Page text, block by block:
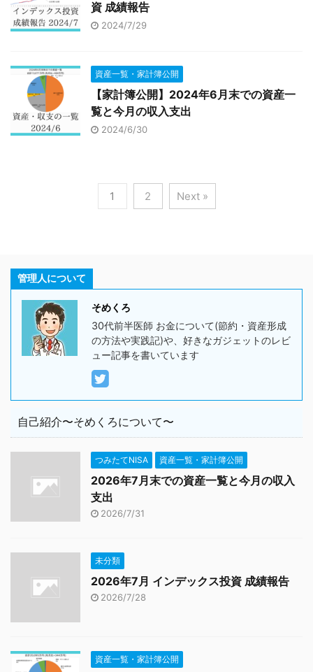
資 成績報告
2024/7/29
資産一覧・家計簿公開
【家計簿公開】2024年6月末での資産一
覧と今月の収入支出
2024/6/30
1 2 Next »
管理人について
そめくろ
30代前半医師 お金について(節約・資産形成
の方法や実践記)や、好きなガジェットのレビ
ュー記事を書いています
自己紹介〜そめくろについて〜
つみたてNISA 資産一覧・家計簿公開
2026年7月末での資産一覧と今月の収入
支出
2026/7/31
未分類
2026年7月 インデックス投資 成績報告
2026/7/28
資産一覧・家計簿公開